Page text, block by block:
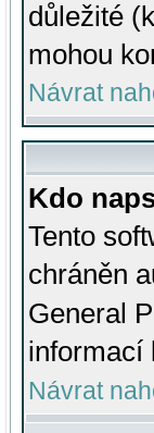
důležité
mohou
Návrat
Kdo
Tento
chráněn
General
informací
Návrat